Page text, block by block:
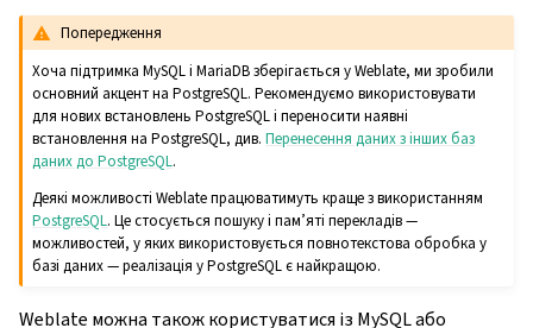
Попередження
Хоча підтримка MySQL і MariaDB зберігається у Weblate, ми зробили
основний акцент на PostgreSQL. Рекомендуємо використовувати
для нових встановлень PostgreSQL і переносити наявні
встановлення на PostgreSQL, див.Перенесення даних з інших баз
даних до PostgreSQL.
Деякі можливості Weblate працюватимуть краще з використанням
PostgreSQL. Це стосується пошуку і пам’яті перекладів —
можливостей, у яких використовується повнотекстова обробка у
базі даних — реалізація у PostgreSQL є найкращою.
Weblate можна також користуватися із MySQL або